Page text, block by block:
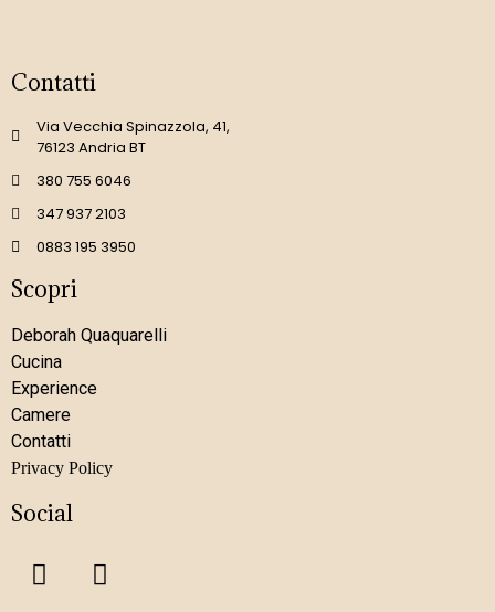
Contatti
Via Vecchia Spinazzola, 41,
76123 Andria BT
380 755 6046
347 937 2103
0883 195 3950
Scopri
Deborah Quaquarelli
Cucina
Experience
Camere
Contatti
Privacy Policy
Social